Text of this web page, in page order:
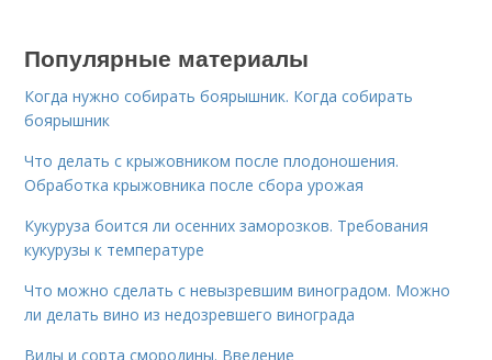
Популярные материалы
Когда нужно собирать боярышник. Когда собирать
боярышник
Что делать с крыжовником после плодоношения.
Обработка крыжовника после сбора урожая
Кукуруза боится ли осенних заморозков. Требования
кукурузы к температуре
Что можно сделать с невызревшим виноградом. Можно
ли делать вино из недозревшего винограда
Виды и сорта смородины. Введение